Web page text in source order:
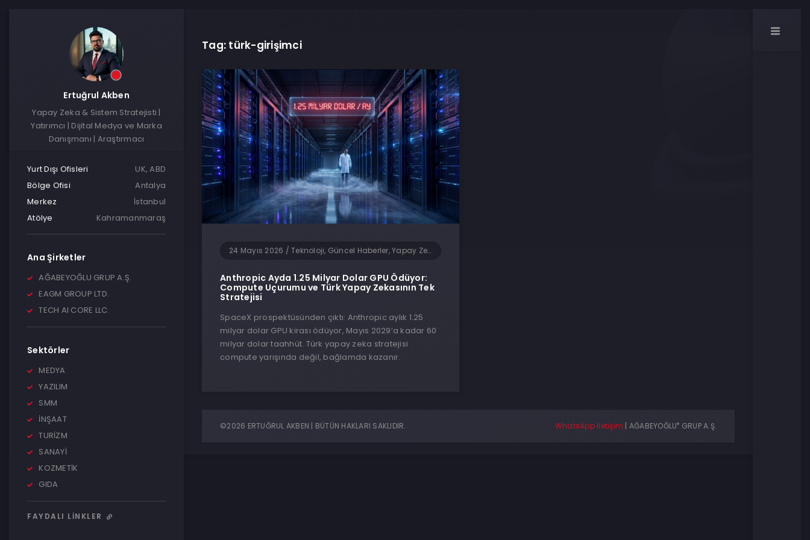
Ertuğrul Akben
Yapay Zeka & Sistem Stratejisti |
Yatırımcı | Dijital Medya ve Marka
Danışmanı | Araştırmacı
Yurt Dışı Ofisleri
UK, ABD
Bölge Ofisi
Antalya
Merkez
İstanbul
Atölye
Kahramanmaraş
Ana Şirketler
AĞABEYOĞLU GRUP A.Ş.
EAGM GROUP LTD.
TECH AI CORE LLC.
Sektörler
MEDYA
YAZILIM
SMM
İNŞAAT
TURİZM
SANAYİ
KOZMETİK
GIDA
FAYDALI LINKLER
Tag: türk-girişimci
24 Mayıs 2026 / Teknoloji, Güncel Haberler, Yapay Zeka, Yazılım
Anthropic Ayda 1.25 Milyar Dolar GPU Ödüyor:
Compute Uçurumu ve Türk Yapay Zekasının Tek
Stratejisi
SpaceX prospektüsünden çıktı: Anthropic aylık 1.25
milyar dolar GPU kirası ödüyor, Mayıs 2029’a kadar 60
milyar dolar taahhüt. Türk yapay zeka stratejisi
compute yarışında değil, bağlamda kazanır.
©2026 ERTUĞRUL AKBEN | BÜTÜN HAKLARI SAKLIDIR. WhatsApp İletişim | AĞABEYOĞLU® GRUP A.Ş.